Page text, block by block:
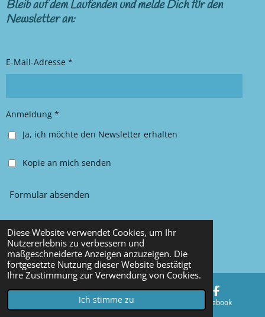
Diese Website verwendet Cookies, um Ihr
Nutzererlebnis zu verbessern und
maßgeschneiderte Anzeigen anzuzeigen. Die
fortgesetzte Nutzung dieser Website bestätigt
Ihre Zustimmung zur Verwendung von Cookies.
Ich stimme zu
t
a
a
e
b
k
Bleib auf dem Laufenden und melde Dich für den
Newsletter an:
E-Mail-Adresse *
Anmeldung *
Ja, ich möchte den Newsletter erhalten
Kopie an mich senden
Formular absenden
© 2025 Chancy Kleidung
Mit Unterstützung vonWebador
Karte Facebook